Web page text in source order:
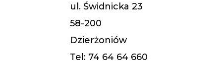
ul. Świdnicka 23
58-200
Dzierżoniów
Tel: 74 64 64 660